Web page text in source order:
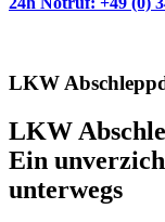
LKW
LKW
Ein
unterwegs